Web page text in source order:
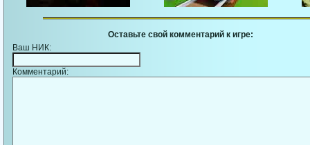
Оставьте свой комментарий к игре:
Ваш НИК:
Комментарий: